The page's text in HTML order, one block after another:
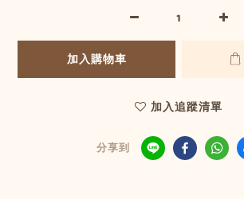
加入購物車
加入追蹤清單
分享到